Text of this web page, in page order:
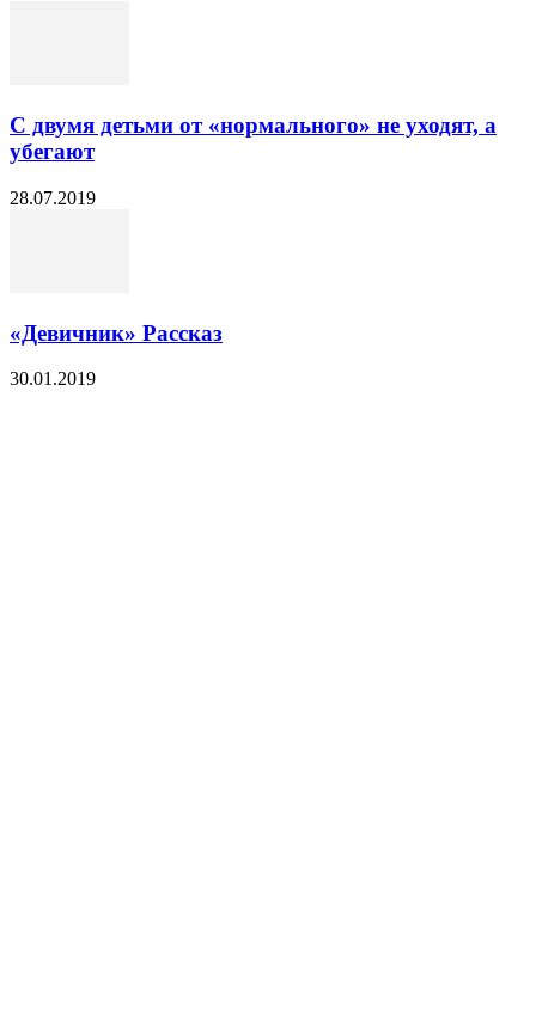
С двумя детьми от «нормального» не уходят, а
убегают
28.07.2019
«Девичник» Рассказ
30.01.2019